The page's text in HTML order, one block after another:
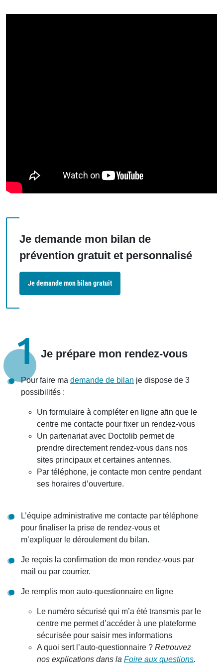
Je demande mon bilan de
prévention gratuit et personnalisé
Je demande mon bilan gratuit
Je prépare mon rendez-vous
1
Pour faire ma demande de bilan je dispose de 3
possibilités :
Un formulaire à compléter en ligne afin que le
centre me contacte pour fixer un rendez-vous
Un partenariat avec Doctolib permet de
prendre directement rendez-vous dans nos
sites principaux et certaines antennes.
Par téléphone, je contacte mon centre pendant
ses horaires d’ouverture.
L’équipe administrative me contacte par téléphone
pour finaliser la prise de rendez-vous et
m’expliquer le déroulement du bilan.
Je reçois la confirmation de mon rendez-vous par
mail ou par courrier.
Je remplis mon auto-questionnaire en ligne
Le numéro sécurisé qui m’a été transmis par le
centre me permet d’accéder à une plateforme
sécurisée pour saisir mes informations
A quoi sert l’auto-questionnaire ? Retrouvez
nos explications dans la Foire aux questions.